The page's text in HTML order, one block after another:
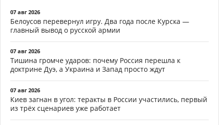
07 авг 2026
Белоусов перевернул игру. Два года после Курска —
главный вывод о русской армии
07 авг 2026
Тишина громче ударов: почему Россия перешла к
доктрине Дуэ, а Украина и Запад просто ждут
07 авг 2026
Киев загнан в угол: теракты в России участились, первый
из трёх сценариев уже работает